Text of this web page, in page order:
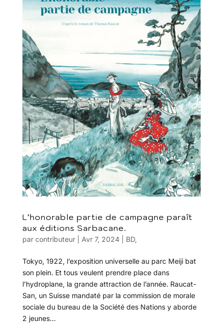
L’honorable partie de campagne paraît
aux éditions Sarbacane.
par contributeur| Avr 7, 2024| BD,
Tokyo, 1922, l’exposition universelle au parc Meiji bat
son plein. Et tous veulent prendre place dans
l’hydroplane, la grande attraction de l’année. Raucat-
San, un Suisse mandaté par la commission de morale
sociale du bureau de la Société des Nations y aborde
2 jeunes...